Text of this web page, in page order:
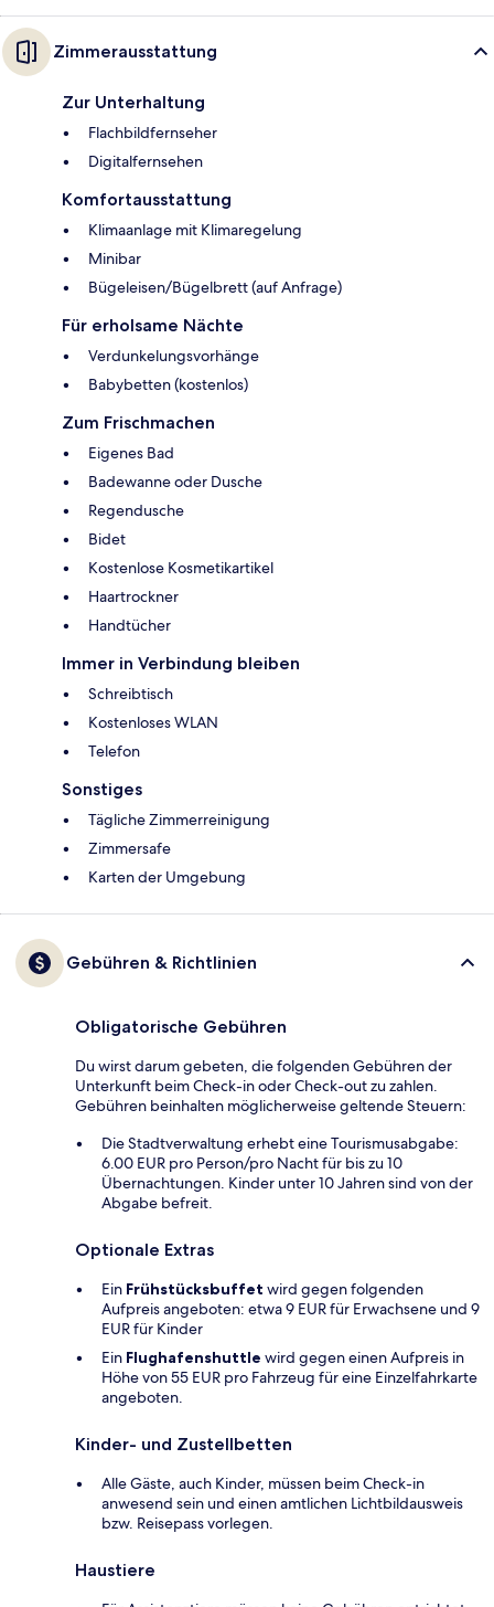
Zimmerausstattung
Zur Unterhaltung
Flachbildfernseher
Digitalfernsehen
Komfortausstattung
Klimaanlage mit Klimaregelung
Minibar
Bügeleisen/Bügelbrett (auf Anfrage)
Für erholsame Nächte
Verdunkelungsvorhänge
Babybetten (kostenlos)
Zum Frischmachen
Eigenes Bad
Badewanne oder Dusche
Regendusche
Bidet
Kostenlose Kosmetikartikel
Haartrockner
Handtücher
Immer in Verbindung bleiben
Schreibtisch
Kostenloses WLAN
Telefon
Sonstiges
Tägliche Zimmerreinigung
Zimmersafe
Karten der Umgebung
Gebühren & Richtlinien
Obligatorische Gebühren
Du wirst darum gebeten, die folgenden Gebühren der
Unterkunft beim Check-in oder Check-out zu zahlen.
Gebühren beinhalten möglicherweise geltende Steuern:
Die Stadtverwaltung erhebt eine Tourismusabgabe:
6.00 EUR pro Person/pro Nacht für bis zu 10
Übernachtungen. Kinder unter 10 Jahren sind von der
Abgabe befreit.
Optionale Extras
Ein Frühstücksbuffet wird gegen folgenden
Aufpreis angeboten: etwa 9 EUR für Erwachsene und 9
EUR für Kinder
Ein Flughafenshuttle wird gegen einen Aufpreis in
Höhe von 55 EUR pro Fahrzeug für eine Einzelfahrkarte
angeboten.
Kinder- und Zustellbetten
Alle Gäste, auch Kinder, müssen beim Check-in
anwesend sein und einen amtlichen Lichtbildausweis
bzw. Reisepass vorlegen.
Haustiere